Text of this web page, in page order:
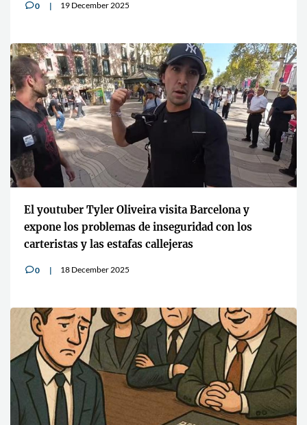
v0 19 December 2025
El youtuber Tyler Oliveira visita Barcelona y
expone los problemas de inseguridad con los
carteristas y las estafas callejeras
v0 18 December 2025